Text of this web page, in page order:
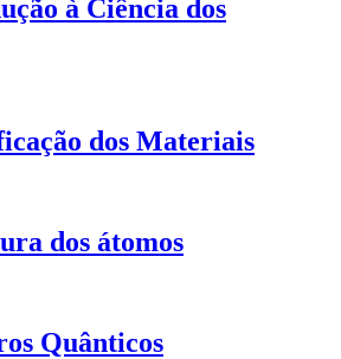
à Ciência dos
dos Materiais
dos átomos
Quânticos